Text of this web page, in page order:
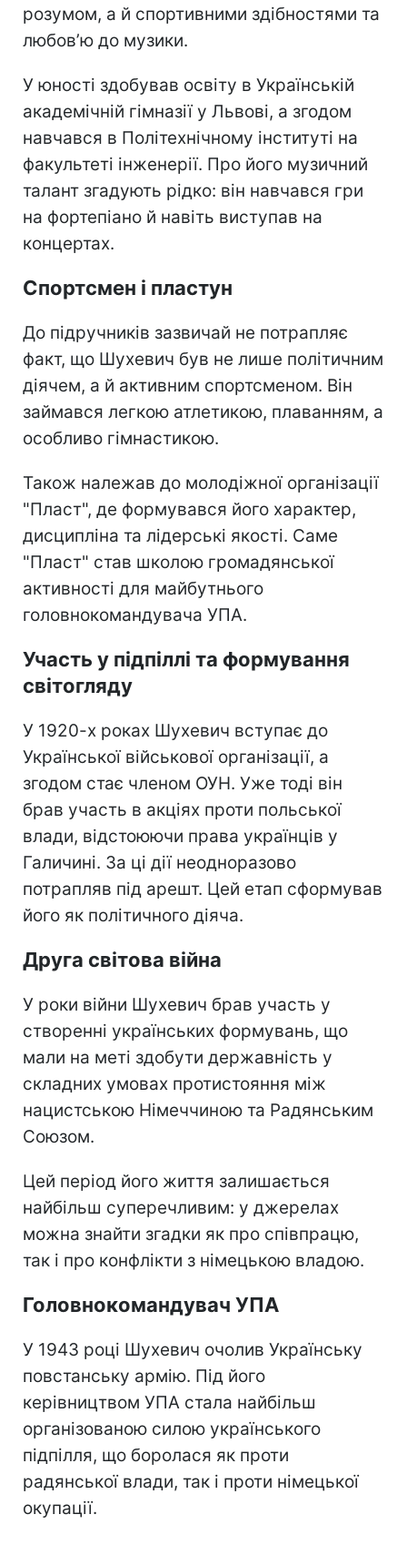
розумом, а й спортивними здібностями та
любов’ю до музики.
У юності здобував освіту в Українській
академічній гімназії у Львові, а згодом
навчався в Політехнічному інституті на
факультеті інженерії. Про його музичний
талант згадують рідко: він навчався гри
на фортепіано й навіть виступав на
концертах.
Спортсмен і пластун
До підручників зазвичай не потрапляє
факт, що Шухевич був не лише політичним
діячем, а й активним спортсменом. Він
займався легкою атлетикою, плаванням, а
особливо гімнастикою.
Також належав до молодіжної організації
"Пласт", де формувався його характер,
дисципліна та лідерські якості. Саме
"Пласт" став школою громадянської
активності для майбутнього
головнокомандувача УПА.
Участь у підпіллі та формування
світогляду
У 1920-х роках Шухевич вступає до
Української військової організації, а
згодом стає членом ОУН. Уже тоді він
брав участь в акціях проти польської
влади, відстоюючи права українців у
Галичині. За ці дії неодноразово
потрапляв під арешт. Цей етап сформував
його як політичного діяча.
Друга світова війна
У роки війни Шухевич брав участь у
створенні українських формувань, що
мали на меті здобути державність у
складних умовах протистояння між
нацистською Німеччиною та Радянським
Союзом.
Цей період його життя залишається
найбільш суперечливим: у джерелах
можна знайти згадки як про співпрацю,
так і про конфлікти з німецькою владою.
Головнокомандувач УПА
У 1943 році Шухевич очолив Українську
повстанську армію. Під його
керівництвом УПА стала найбільш
організованою силою українського
підпілля, що боролася як проти
радянської влади, так і проти німецької
окупації.